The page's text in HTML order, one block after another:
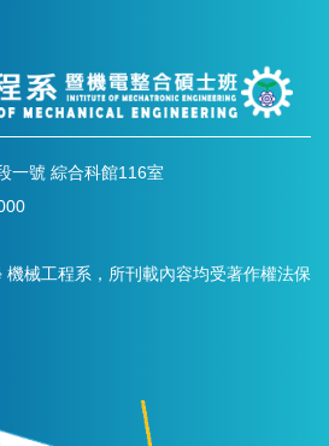
一號 綜合科館116室
械工程系，所刊載內容均受著作權法保